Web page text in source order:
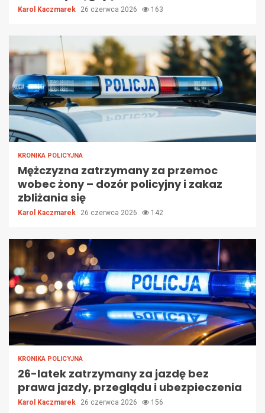
Karol Kaczmarek 26 czerwca 2026 163
KRONIKA POLICYJNA
Mężczyzna zatrzymany za przemoc
wobec żony – dozór policyjny i zakaz
zbliżania się
Karol Kaczmarek 26 czerwca 2026 142
KRONIKA POLICYJNA
26-latek zatrzymany za jazdę bez
prawa jazdy, przeglądu i ubezpieczenia
Karol Kaczmarek 26 czerwca 2026 156